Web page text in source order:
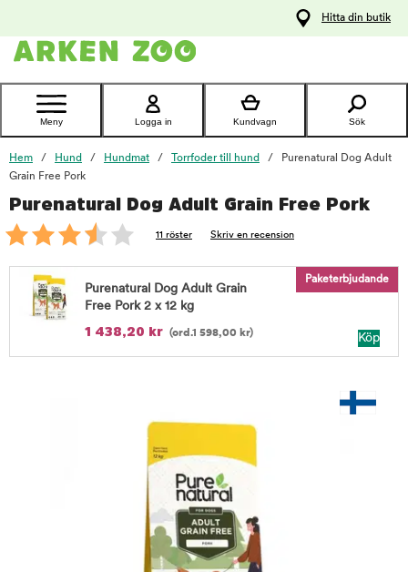
Kontakta
Hitta din butik
Meny Logga in Kundvagn Sök
Hem Hund Hundmat Torrfoder till hund
Purenatural Dog Adult
Grain Free Pork
Purenatural Dog Adult Grain Free Pork
11 röster Skriv en recension
Purenatural Dog Adult Grain
Free Pork 2 x 12 kg
1 438,20 kr (ord.1 598,00 kr) Köp
Paketerbjudande
foo